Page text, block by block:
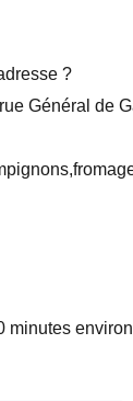
?
Général de